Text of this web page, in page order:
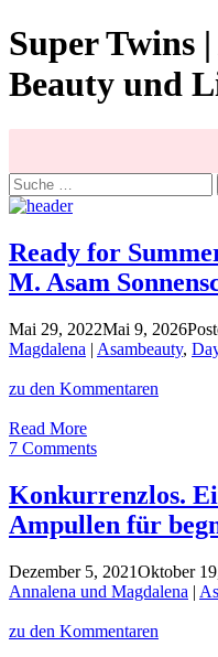
Skip
to
content
Super Twins
Beauty und
Search
for:
Ready for
M. Asam
Mai 29, 2022Mai 9, 2026
Magdalena | Asambeauty,
zu den Kommentaren
Read MoreReady
for
testen
den
M.
Asam
Sonnenschutz
7 Comments
Konkurrenzlos.
Ampullen für
Dezember 5, 2021Oktober
Annalena und Magdalena |
zu den Kommentaren